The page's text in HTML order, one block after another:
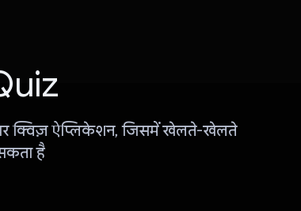
क्विज़ ऐप्लिकेशन, जिसमें खेलते-खेलते
है